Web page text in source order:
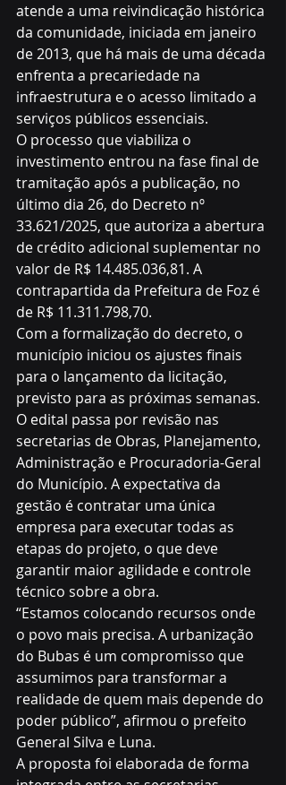
atende a uma reivindicação histórica
da comunidade, iniciada em janeiro
de 2013, que há mais de uma década
enfrenta a precariedade na
infraestrutura e o acesso limitado a
serviços públicos essenciais.
O processo que viabiliza o
investimento entrou na fase final de
tramitação após a publicação, no
último dia 26, do Decreto nº
33.621/2025, que autoriza a abertura
de crédito adicional suplementar no
valor de R$ 14.485.036,81. A
contrapartida da Prefeitura de Foz é
de R$ 11.311.798,70.
Com a formalização do decreto, o
município iniciou os ajustes finais
para o lançamento da licitação,
previsto para as próximas semanas.
O edital passa por revisão nas
secretarias de Obras, Planejamento,
Administração e Procuradoria-Geral
do Município. A expectativa da
gestão é contratar uma única
empresa para executar todas as
etapas do projeto, o que deve
garantir maior agilidade e controle
técnico sobre a obra.
“Estamos colocando recursos onde
o povo mais precisa. A urbanização
do Bubas é um compromisso que
assumimos para transformar a
realidade de quem mais depende do
poder público”, afirmou o prefeito
General Silva e Luna.
A proposta foi elaborada de forma